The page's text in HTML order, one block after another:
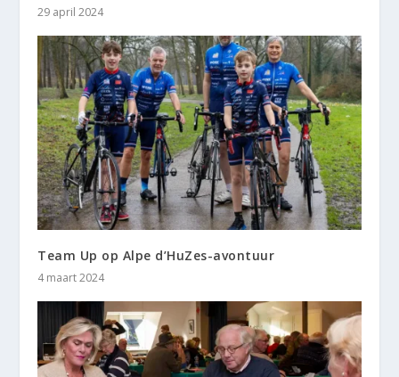
29 april 2024
Team Up op Alpe d’HuZes-avontuur
4 maart 2024